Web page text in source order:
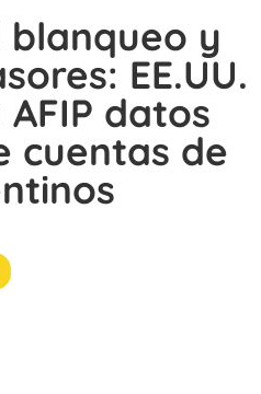
blanqueo y
EE.UU.
datos
cuentas de